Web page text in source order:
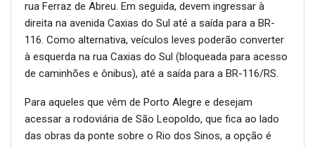
rua Ferraz de Abreu. Em seguida, devem ingressar à
direita na avenida Caxias do Sul até a saída para a BR-
116. Como alternativa, veículos leves poderão converter
à esquerda na rua Caxias do Sul (bloqueada para acesso
de caminhões e ônibus), até a saída para a BR-116/RS.
Para aqueles que vêm de Porto Alegre e desejam
acessar a rodoviária de São Leopoldo, que fica ao lado
das obras da ponte sobre o Rio dos Sinos, a opção é